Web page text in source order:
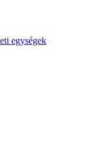
egységek